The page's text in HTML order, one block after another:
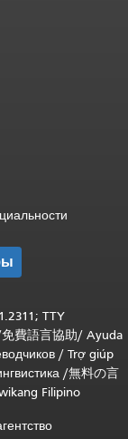
TTY
免費語言協助/ Ayuda
/ Trợ giúp
/無料の言
Filipino